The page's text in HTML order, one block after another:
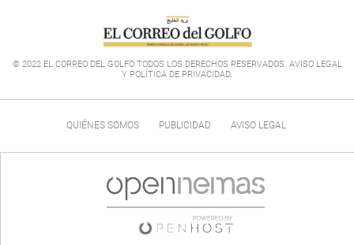
© 2022 EL CORREO DEL GOLFO TODOS LOS DERECHOS RESERVADOS. AVISO LEGAL
Y POLÍTICA DE PRIVACIDAD.
QUIÉNES SOMOS PUBLICIDAD AVISO LEGAL